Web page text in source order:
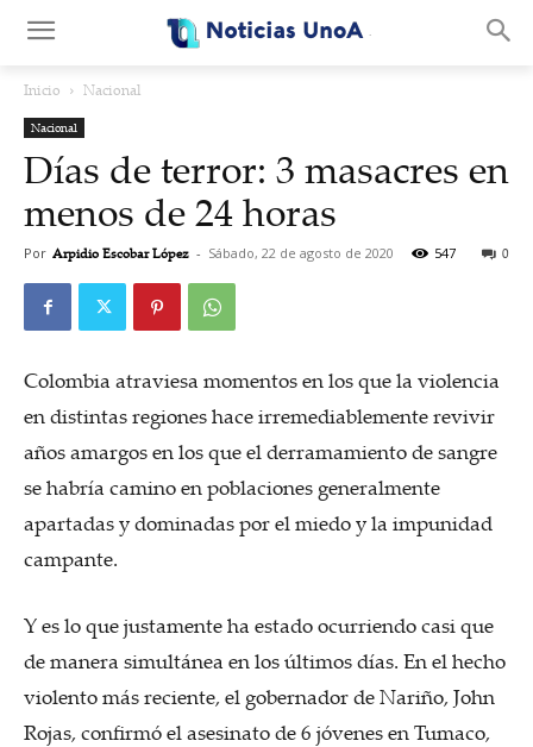
Inicio Nacional
Nacional
Días de terror: 3 masacres en
menos de 24 horas
Por Arpidio Escobar López - Sábado, 22 de agosto de 2020 0
547
Colombia atraviesa momentos en los que la violencia
en distintas regiones hace irremediablemente revivir
años amargos en los que el derramamiento de sangre
se habría camino en poblaciones generalmente
apartadas y dominadas por el miedo y la impunidad
campante.
Y es lo que justamente ha estado ocurriendo casi que
de manera simultánea en los últimos días. En el hecho
violento más reciente, el gobernador de Nariño, John
Rojas, confirmó el asesinato de 6 jóvenes en Tumaco,